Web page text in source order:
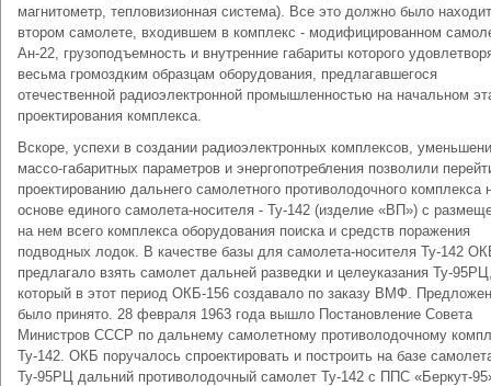
магнитометр, тепловизионная система). Все это должно было
втором самолете, входившем в комплекс - модифицированном
Ан-22, грузоподъемность и внутренние габариты которого
весьма громоздким образцам оборудования, предлагавшегося
отечественной радиоэлектронной промышленностью на начальном
проектирования комплекса.
Вскоре, успехи в создании радиоэлектронных комплексов,
массо-габаритных параметров и энергопотребления позволили
проектированию дальнего самолетного противолодочного комплекса
основе единого самолета-носителя - Ту-142 (изделие «ВП») с
на нем всего комплекса оборудования поиска и средств поражения
подводных лодок. В качестве базы для самолета-носителя Ту-142
предлагало взять самолет дальней разведки и целеуказания Ту-
который в этот период ОКБ-156 создавало по заказу ВМФ.
было принято. 28 февраля 1963 года вышло Постановление Совета
Министров СССР по дальнему самолетному противолодочному
Ту-142. ОКБ поручалось спроектировать и построить на базе
Ту-95РЦ дальний противолодочный самолет Ту-142 с ППС «Беркут-